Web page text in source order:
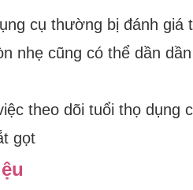
cụ thường bị đánh giá
nhẹ cũng có thể dần
theo dõi tuổi thọ dụng